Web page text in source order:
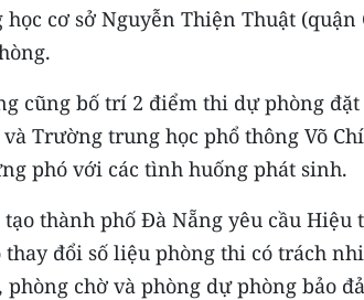
cơ sở Nguyễn Thiện Thuật
cũng bố trí 2 điểm thi dự phòng
Trường trung học phổ thông Võ
phó với các tình huống phát sinh.
tạo thành phố Đà Nẵng yêu cầu
thay đổi số liệu phòng thi có trách
chờ và phòng dự phòng bảo